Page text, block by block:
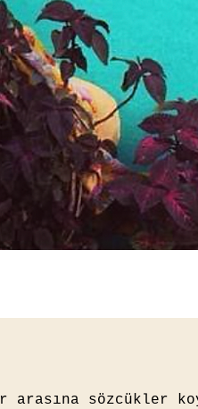
arasına sözcükler